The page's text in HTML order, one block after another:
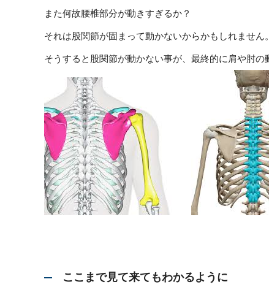
また何故腰椎部分が動きすぎるか？
それは股関節が固まって動かないからかもしれません。
そうすると股関節が動かない事が、最終的に肩や肘の
ここまで見て来てもわかるように